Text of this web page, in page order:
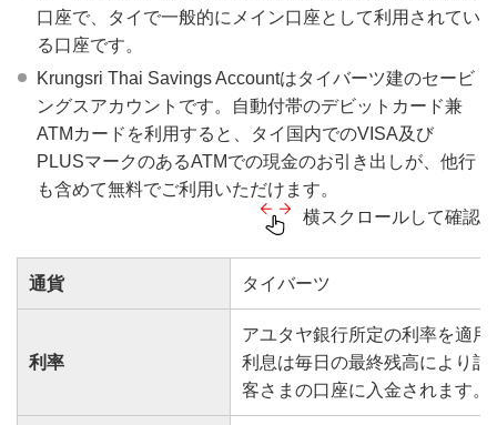
口座で、タイで一般的にメイン口座として利用されてい
る口座です。
Krungsri Thai Savings Accountはタイバーツ建のセービ
ングスアカウントです。自動付帯のデビットカード兼
ATMカードを利用すると、タイ国内でのVISA及び
PLUSマークのあるATMでの現金のお引き出しが、他行
も含めて無料でご利用いただけます。
横スクロールして確認
通貨 タイバーツ
利率
アユタヤ銀行所定の利率を適用
利息は毎日の最終残高により
客さまの口座に入金されます。